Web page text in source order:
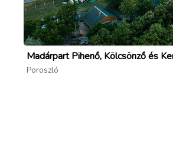
Madárpart Pihenő, Kölcsönző és
Poroszló